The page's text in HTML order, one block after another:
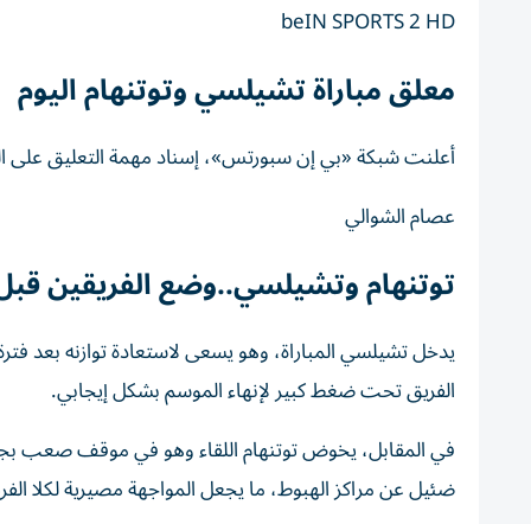
beIN SPORTS 2 HD
معلق مباراة تشيلسي وتوتنهام اليوم
أعلنت شبكة «بي إن سبورتس»، إسناد مهمة التعليق على
عصام الشوالي
توتنهام وتشيلسي..وضع الفريقين قبل
يدخل تشيلسي المباراة، وهو يسعى لاستعادة توازنه بعد
الفريق تحت ضغط كبير لإنهاء الموسم بشكل إيجابي.
في المقابل، يخوض توتنهام اللقاء وهو في موقف صعب
ضئيل عن مراكز الهبوط، ما يجعل المواجهة مصيرية لكلا